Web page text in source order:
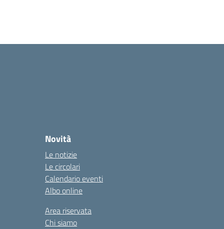
Novità
Le notizie
Le circolari
Calendario eventi
Albo online
Area riservata
Chi siamo